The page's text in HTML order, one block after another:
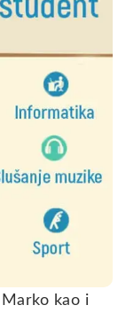
kao i